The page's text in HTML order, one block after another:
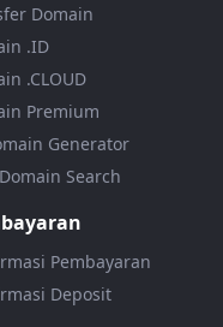
Domain
.ID
.CLOUD
Premium
Generator
Search
Pembayaran
Deposit